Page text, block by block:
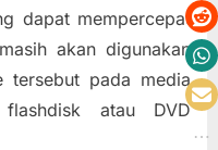
dapat mempercepat
akan digunakan
tersebut pada media
atau DVD